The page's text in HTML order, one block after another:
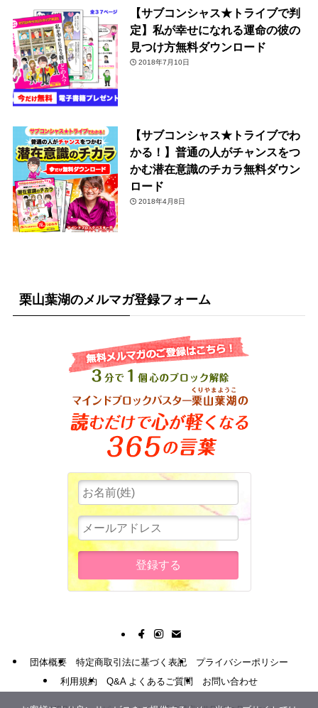
【サブコンシャス★トライブで判
定】私が幸せになれる運命の彼の
見つけ方無料ダウンロード
2018年7月10日
【サブコンシャス★トライブでわ
かる！】普通の人がチャンスをつ
かむ潜在意識のチカラ無料ダウン
ロード
2018年4月8日
栗山葉湖のメルマガ登録フォーム
団体概要 特定商取引法に基づく表記
プライバシーポリシー
利用規約
Q&A よくあるご質問 お問い合わせ